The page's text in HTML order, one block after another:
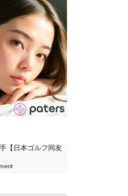
【日本ゴルフ同友